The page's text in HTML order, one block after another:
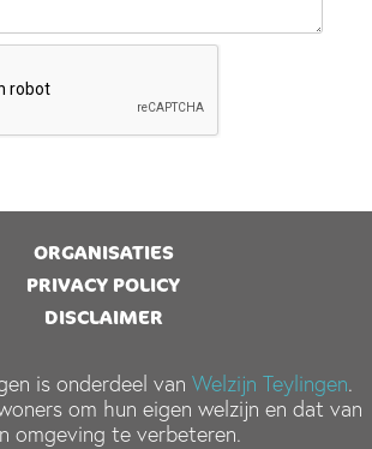
ORGANISATIES
PRIVACY POLICY
DISCLAIMER
is onderdeel vanWelzijn Teylingen.
om hun eigen welzijn en dat van
omgeving te verbeteren.